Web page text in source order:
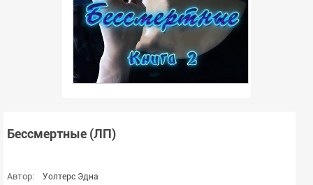
Бессмертные (ЛП)
Автор: Уолтерс Эдна